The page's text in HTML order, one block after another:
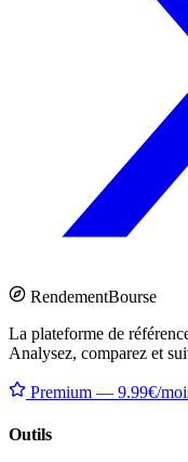
RendementBourse
La plateforme de
Analysez, comparez et
Premium — 9.99€/
Outils